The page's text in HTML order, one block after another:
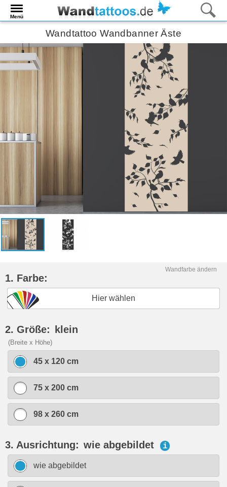
Menü
Wandtattoo Wandbanner Äste
Wandfarbe ändern
1. Farbe:
Hier wählen
2. Größe: klein
(Breite x Höhe)
45 x 120 cm
75 x 200 cm
98 x 260 cm
3. Ausrichtung: wie abgebildet i
wie abgebildet